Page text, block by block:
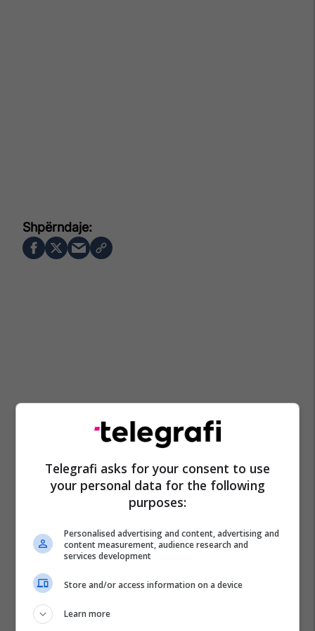
Telegrafi asks for your consent to use
your personal data for the following
purposes:
Personalised advertising and content, advertising and
content measurement, audience research and
services development
Store and/or access information on a device
Learn more